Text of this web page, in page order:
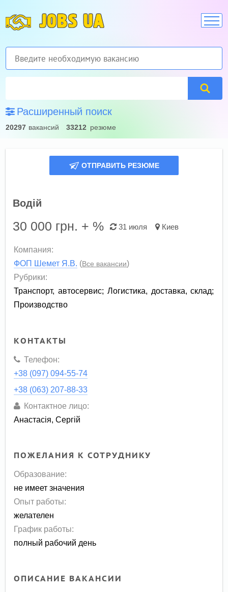
JOBS UA
Расширенный поиск
20297 вакансий 33212 резюме
ОТПРАВИТЬ РЕЗЮМЕ
Водій
30 000 грн. + % 31 июля Киев
Компания:
ФОП Шемет Я.В. (Все вакансии)
Рубрики:
Транспорт, автосервис; Логистика, доставка, склад;
Производство
КОНТАКТЫ
Телефон:
+38 (097) 094-55-74
+38 (063) 207-88-33
Контактное лицо:
Анастасія, Сергій
ПОЖЕЛАНИЯ К СОТРУДНИКУ
Образование:
не имеет значения
Опыт работы:
желателен
График работы:
полный рабочий день
ОПИСАНИЕ ВАКАНСИИ